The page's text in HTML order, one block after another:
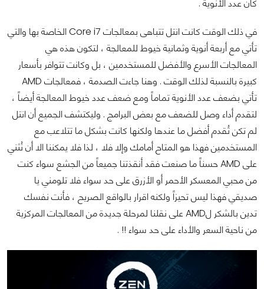
كان عدد الأنوية .
في ذلك الوقت كانت انتل تتباهى بمعالجات Core i7 الخاصة بها والتي
تأتي مع أربعة أنوية وثمانية خيوط للمعالجة ، لتكون هذه هي
المعالجات الأسرع والأفضل للمستخدمين ، بل وكانت تتوافر بأسعار
كبيرة بالنسبة لذلك الوقت . وهنا جاءت الصدمة ، فمعالجات AMD
تأتي بضعف عدد الأنوية تماماً ومع ضعف عدد خيوط المعالجة أيضاً ،
لتقدم أداء وصل للضعف مع بعض البرامج . وليكتشف الجميع أن انتل
لم تكن تُقدم أفضل ما عندها ولكنها كانت بشكل ما تتلاعب مع
المستخدمين فهذا هو المتاح أمامك وإلا فلا ، لذا فلا يمكننا الا أن نُثني
على AMD حسناً ما صنعت فقد أنقذتنا جميعاً من الجشع سواء كنت
من محبي المعسكر الأحمر أو الأزرق على حد سواء فلا تلومني يا
صديقي فهذا ليس تحيزاً ولكنه اقرار بالواقع الصريح ، فأنت نفسك
تدين بالشكر لAMD على نقلنا لمرحلة جديدة من المعالجات المركزية
من ناحية السعر والأداء على حد سواء !! .